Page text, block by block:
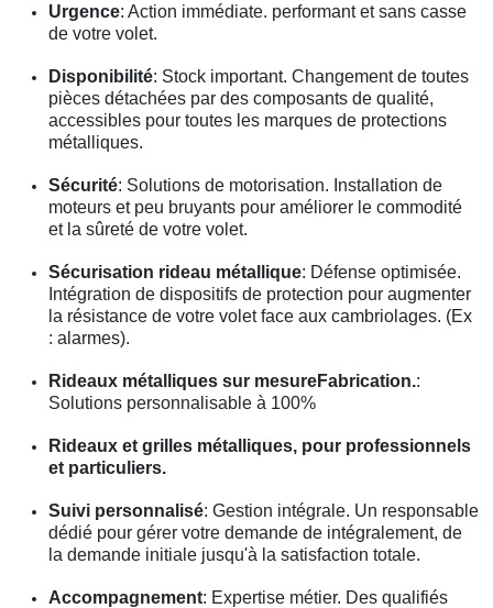
Urgence: Action immédiate. performant et sans casse
de votre volet.
Disponibilité: Stock important. Changement de toutes
pièces détachées par des composants de qualité,
accessibles pour toutes les marques de protections
métalliques.
Sécurité: Solutions de motorisation. Installation de
moteurs et peu bruyants pour améliorer le commodité
et la sûreté de votre volet.
Sécurisation rideau métallique: Défense optimisée.
Intégration de dispositifs de protection pour augmenter
la résistance de votre volet face aux cambriolages. (Ex
: alarmes).
Rideaux métalliques sur mesureFabrication.:
Solutions personnalisable à 100%
Rideaux et grilles métalliques, pour professionnels
et particuliers.
Suivi personnalisé: Gestion intégrale. Un responsable
dédié pour gérer votre demande de intégralement, de
la demande initiale jusqu'à la satisfaction totale.
Accompagnement: Expertise métier. Des qualifiés